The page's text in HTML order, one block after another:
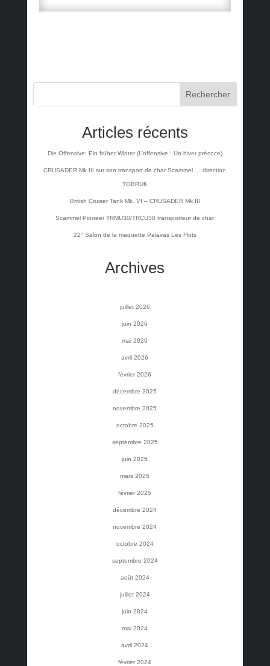
Rechercher
Articles récents
Die Offensive: Ein früher Winter (L’offensive : Un hiver précoce)
CRUSADER Mk.III sur son transport de char Scammel … direction
TOBRUK
British Cruiser Tank Mk. VI – CRUSADER Mk.III
Scammel Pioneer TRMU30/TRCU30 transporteur de char
22° Salon de la maquette Palavas Les Flots
Archives
juillet 2026
juin 2026
mai 2026
avril 2026
février 2026
décembre 2025
novembre 2025
octobre 2025
septembre 2025
juin 2025
mars 2025
février 2025
décembre 2024
novembre 2024
octobre 2024
septembre 2024
août 2024
juillet 2024
juin 2024
mai 2024
avril 2024
février 2024